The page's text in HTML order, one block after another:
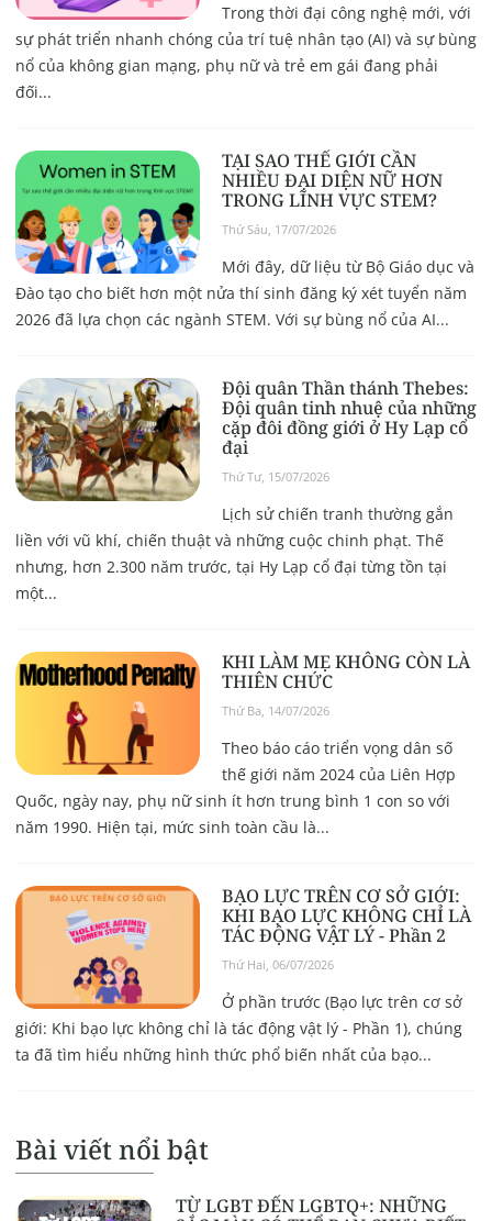
Trong thời đại công nghệ mới, với
sự phát triển nhanh chóng của trí tuệ nhân tạo (AI) và sự bùng
nổ của không gian mạng, phụ nữ và trẻ em gái đang phải
đối...
TẠI SAO THẾ GIỚI CẦN
NHIỀU ĐẠI DIỆN NỮ HƠN
TRONG LĨNH VỰC STEM?
Thứ Sáu, 17/07/2026
Mới đây, dữ liệu từ Bộ Giáo dục và
Đào tạo cho biết hơn một nửa thí sinh đăng ký xét tuyển năm
2026 đã lựa chọn các ngành STEM. Với sự bùng nổ của AI...
Đội quân Thần thánh Thebes:
Đội quân tinh nhuệ của những
cặp đôi đồng giới ở Hy Lạp cổ
đại
Thứ Tư, 15/07/2026
Lịch sử chiến tranh thường gắn
liền với vũ khí, chiến thuật và những cuộc chinh phạt. Thế
nhưng, hơn 2.300 năm trước, tại Hy Lạp cổ đại từng tồn tại
một...
KHI LÀM MẸ KHÔNG CÒN LÀ
THIÊN CHỨC
Thứ Ba, 14/07/2026
Theo báo cáo triển vọng dân số
thế giới năm 2024 của Liên Hợp
Quốc, ngày nay, phụ nữ sinh ít hơn trung bình 1 con so với
năm 1990. Hiện tại, mức sinh toàn cầu là...
BẠO LỰC TRÊN CƠ SỞ GIỚI:
KHI BẠO LỰC KHÔNG CHỈ LÀ
TÁC ĐỘNG VẬT LÝ - Phần 2
Thứ Hai, 06/07/2026
Ở phần trước (Bạo lực trên cơ sở
giới: Khi bạo lực không chỉ là tác động vật lý - Phần 1), chúng
ta đã tìm hiểu những hình thức phổ biến nhất của bạo...
Bài viết nổi bật
TỪ LGBT ĐẾN LGBTQ+: NHỮNG